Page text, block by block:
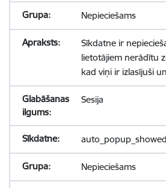
Nepieciešams
Sīkdatne ir
lietotājiem nerādītu
kad viņi ir izlasījuši
Sesija
auto_popup_showed
Nepieciešams